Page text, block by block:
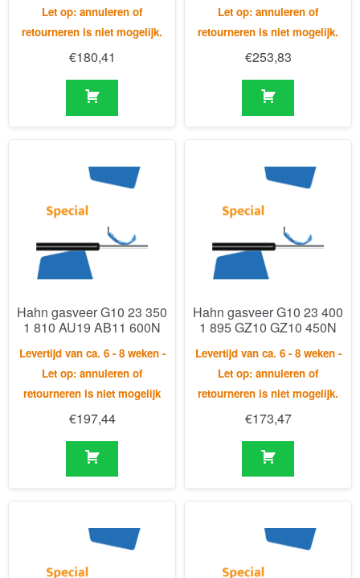
Let op: annuleren of
retourneren is niet mogelijk.
€180,41
Let op: annuleren of
retourneren is niet mogelijk.
€253,83
Hahn gasveer G10 23 350
1 810 AU19 AB11 600N
Levertijd van ca. 6 - 8 weken -
Let op: annuleren of
retourneren is niet mogelijk
€197,44
Hahn gasveer G10 23 400
1 895 GZ10 GZ10 450N
Levertijd van ca. 6 - 8 weken -
Let op: annuleren of
retourneren is niet mogelijk.
€173,47